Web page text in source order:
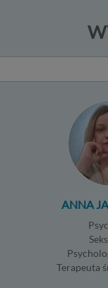
ANNA
Terapeuta
mogą
kilka
to
w